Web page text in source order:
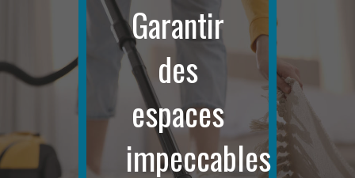
Garantir
des
espaces
impeccables